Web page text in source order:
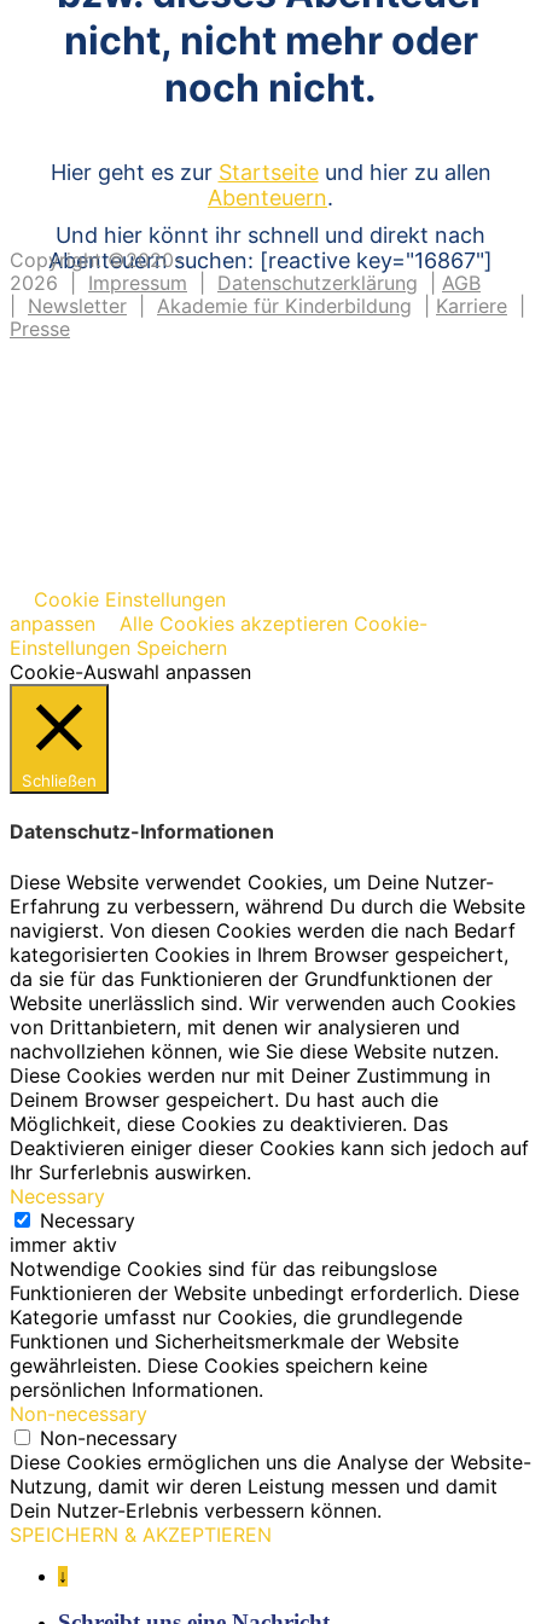
nicht, nicht mehr oder
noch nicht.
Hier geht es zur Startseiteund hier zu allen
Abenteuern.
Und hier könnt ihr schnell und direkt nach
Abenteuern suchen: [reactive key="16867"]
Copyright ©2020-
2026 | Impressum Datenschutzerklärung
AGB
Newsletter Akademie für Kinderbildung Karriere
Presse
Cookie Einstellungen
anpassen
Alle Cookies akzeptieren Cookie-
Einstellungen Speichern
Cookie-Auswahl anpassen
Schließen
Datenschutz-Informationen
Diese Website verwendet Cookies, um Deine Nutzer-
Erfahrung zu verbessern, während Du durch die Website
navigierst. Von diesen Cookies werden die nach Bedarf
kategorisierten Cookies in Ihrem Browser gespeichert,
da sie für das Funktionieren der Grundfunktionen der
Website unerlässlich sind. Wir verwenden auch Cookies
von Drittanbietern, mit denen wir analysieren und
nachvollziehen können, wie Sie diese Website nutzen.
Diese Cookies werden nur mit Deiner Zustimmung in
Deinem Browser gespeichert. Du hast auch die
Möglichkeit, diese Cookies zu deaktivieren. Das
Deaktivieren einiger dieser Cookies kann sich jedoch auf
Ihr Surferlebnis auswirken.
Necessary
Necessary
immer aktiv
Notwendige Cookies sind für das reibungslose
Funktionieren der Website unbedingt erforderlich. Diese
Kategorie umfasst nur Cookies, die grundlegende
Funktionen und Sicherheitsmerkmale der Website
gewährleisten. Diese Cookies speichern keine
persönlichen Informationen.
Non-necessary
Non-necessary
Diese Cookies ermöglichen uns die Analyse der Website-
Nutzung, damit wir deren Leistung messen und damit
Dein Nutzer-Erlebnis verbessern können.
SPEICHERN & AKZEPTIEREN
↓